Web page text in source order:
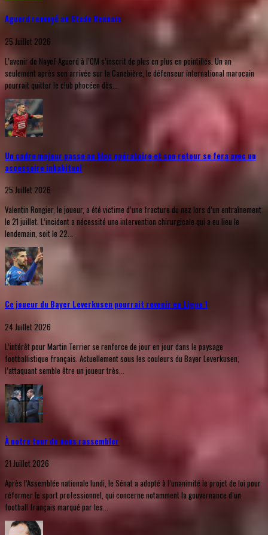
Aguerd renvoyé au Stade Rennais
25 Juillet 2026
L’avenir de Nayef Aguerd à l’OM s’inscrit de plus en plus en pointillés. Un an
seulement après son arrivée sur la Canebière, le défenseur international marocain
pourrait quitter le club phocéen dès...
Un cadre majeur passe au bloc opératoire et son retour se fera avec un
accessoire inhabituel
25 Juillet 2026
Valentin Rongier, le joueur, a été victime d’une fracture du nez lors d’un entraînement
le 21 juillet. L’incident a nécessité une intervention chirurgicale qui a eu lieu le
lendemain, soit le 22...
Ce joueur du Bayer Leverkusen pourrait revenir en Ligue 1
24 Juillet 2026
L’intérêt pour Martin Terrier se renforce de jour en jour dans le paysage
footballistique français. Actuellement sous les couleurs du Bayer Leverkusen,
l’attaquant semble être un joueur très...
À notre tour de nous rassembler
21 Juillet 2026
Après l’Assemblée nationale lundi, le Sénat a adopté à l’unanimité le projet de loi pour
réformer le sport professionnel, qui concerne notamment la gouvernance d’un
football français marqué par les...